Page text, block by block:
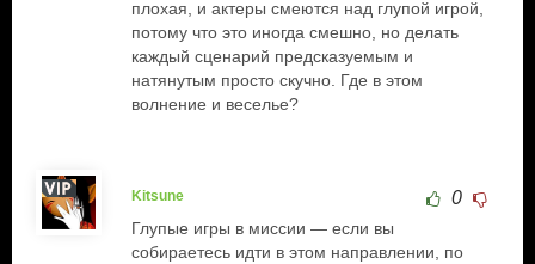
плохая, и актеры смеются над глупой игрой,
потому что это иногда смешно, но делать
каждый сценарий предсказуемым и
натянутым просто скучно. Где в этом
волнение и веселье?
Kitsune 0
Глупые игры в миссии — если вы
собираетесь идти в этом направлении, по